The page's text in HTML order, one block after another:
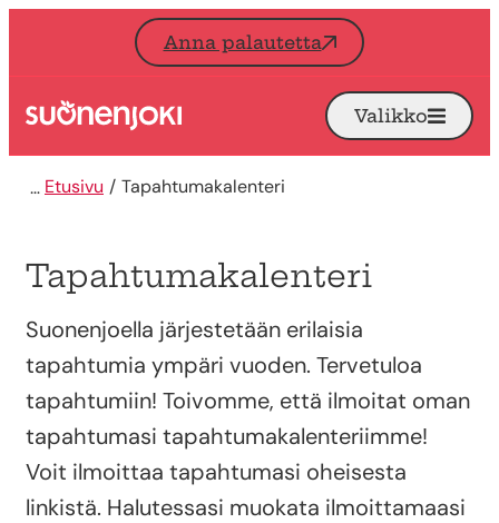
Siirry sisältöön
Anna palautetta
Etusivu Avaa
Valikko
Etusivu Tapahtumakalenteri
Tapahtumakalenteri
Suonenjoella järjestetään erilaisia
tapahtumia ympäri vuoden. Tervetuloa
tapahtumiin! Toivomme, että ilmoitat oman
tapahtumasi tapahtumakalenteriimme!
Voit ilmoittaa tapahtumasi oheisesta
linkistä. Halutessasi muokata ilmoittamaasi